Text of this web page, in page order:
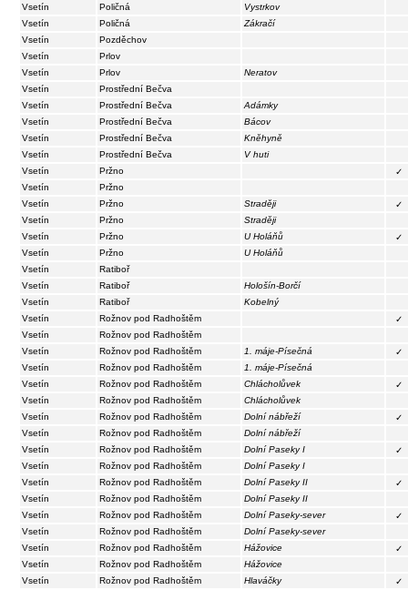
Vsetín
Poličná
Vystrkov
Vsetín
Poličná
Zákračí
Vsetín
Pozděchov
Vsetín
Prlov
Vsetín
Prlov
Neratov
Vsetín
Prostřední Bečva
Vsetín
Prostřední Bečva
Adámky
Vsetín
Prostřední Bečva
Bácov
Vsetín
Prostřední Bečva
Kněhyně
Vsetín
Prostřední Bečva
V huti
Vsetín
Pržno
✓
Vsetín
Pržno
Vsetín
Pržno Straději
✓
Vsetín
Pržno
Straději
Vsetín
Pržno U Holáňů
✓
Vsetín
Pržno
U Holáňů
Vsetín
Ratiboř
Vsetín
Ratiboř
Hološín-Borčí
Vsetín
Ratiboř
Kobelný
Vsetín
Rožnov pod Radhoštěm
✓
Vsetín
Rožnov pod Radhoštěm
Vsetín
Rožnov pod Radhoštěm 1. máje-Písečná
✓
Vsetín
Rožnov pod Radhoštěm
1. máje-Písečná
Vsetín
Rožnov pod Radhoštěm Chlácholůvek
✓
Vsetín
Rožnov pod Radhoštěm
Chlácholůvek
Vsetín
Rožnov pod Radhoštěm Dolní nábřeží
✓
Vsetín
Rožnov pod Radhoštěm
Dolní nábřeží
Vsetín
Rožnov pod Radhoštěm Dolní Paseky I
✓
Vsetín
Rožnov pod Radhoštěm
Dolní Paseky I
Vsetín
Rožnov pod Radhoštěm Dolní Paseky II
✓
Vsetín
Rožnov pod Radhoštěm
Dolní Paseky II
Vsetín
Rožnov pod Radhoštěm Dolní Paseky-sever
✓
Vsetín
Rožnov pod Radhoštěm
Dolní Paseky-sever
Vsetín
Rožnov pod Radhoštěm Hážovice
✓
Vsetín
Rožnov pod Radhoštěm
Hážovice
Vsetín
Rožnov pod Radhoštěm Hlaváčky
✓